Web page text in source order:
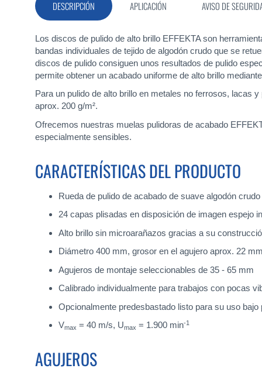
galería
imágenes
DESCRIPCIÓN
Los discos de pulido de alto brillo EFFEKTA son
bandas individuales de tejido de algodón crudo que se
discos de pulido consiguen unos resultados de pulido
permite obtener un acabado uniforme de alto brillo
Para un pulido de alto brillo en metales no ferrosos, lacas
aprox. 200 g/m².
Ofrecemos nuestras muelas pulidoras de acabado
especialmente sensibles.
CARACTERÍSTICAS DEL PRODUCTO
Rueda de pulido de acabado de suave algodón
24 capas plisadas en disposición de imagen espejo
Alto brillo sin microarañazos gracias a su
Diámetro 400 mm, grosor en el agujero aprox. 22 mm
Agujeros de montaje seleccionables de 35 - 65 mm
Calibrado individualmente para trabajos con pocas
Opcionalmente predesbastado listo para su uso bajo
Vmax = 40 m/s, Umax = 1.900 min-1
AGUJEROS
APLICACIÓN AVISO DE